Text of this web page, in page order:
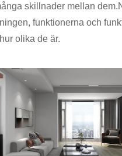
skillnader mellan
funktionerna och
olika de är.